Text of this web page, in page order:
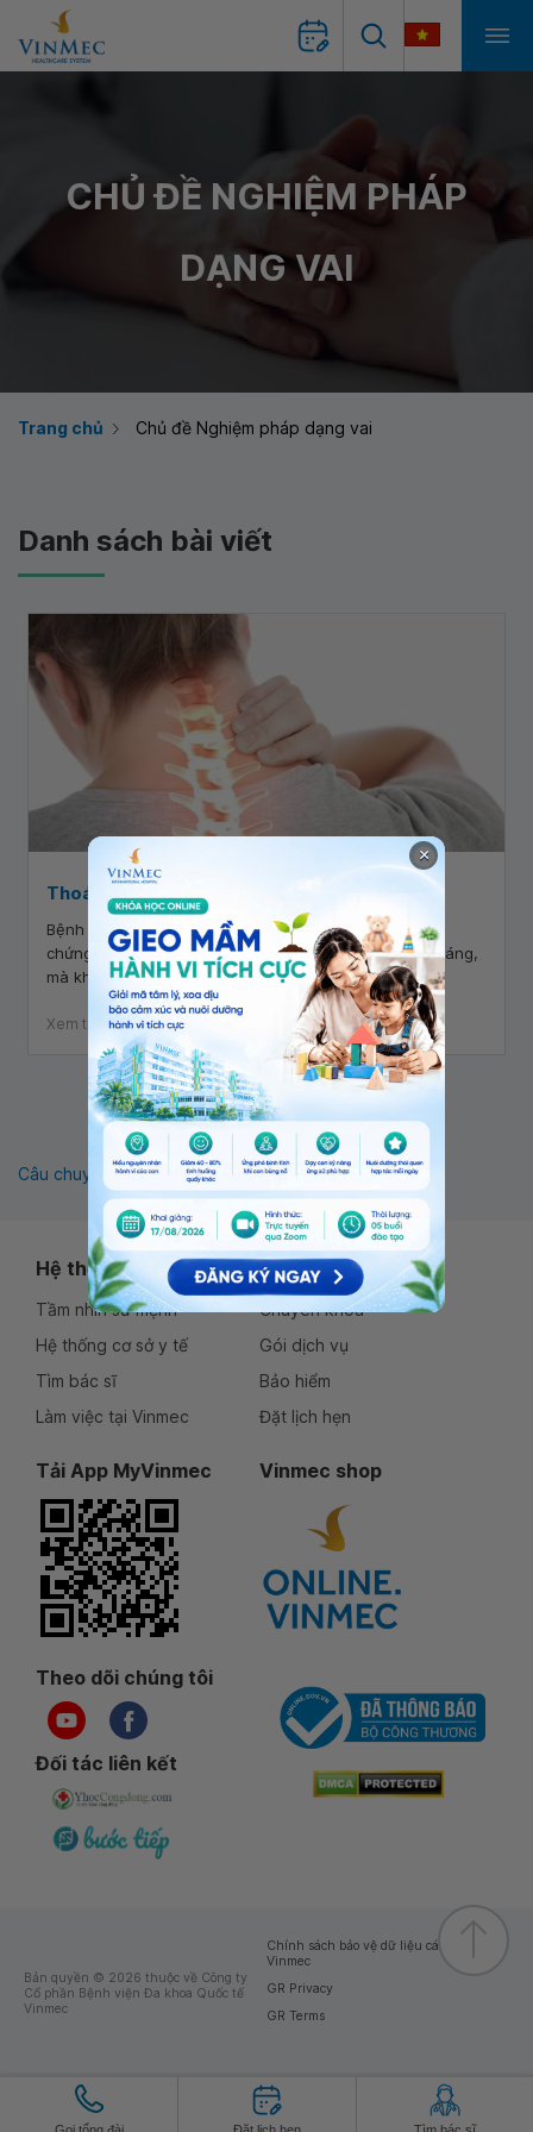
CHỦ ĐỀ NGHIỆM PHÁP
DẠNG VAI
Trang chủ Chủ đề Nghiệm pháp dạng vai
Danh sách bài viết
Thoát vị đĩa đệm cổ: Dấu hiệu nhận biết
Bệnh cảnh điển hình của thoát vị đĩa đệm cổ là triệu
chứng biểu hiện gây đánh thức bệnh nhân vào buổi sáng,
mà không kèm yếu tố chấn thương hay stress.
Xem thêm
1
Câu chuyện khách hàng Thông tin sức khỏe
Hệ thống Vinmec
Tầm nhìn sứ mệnh
Hệ thống cơ sở y tế
Tìm bác sĩ
Làm việc tại Vinmec
Dịch vụ
Chuyên khoa
Gói dịch vụ
Bảo hiểm
Đặt lịch hẹn
Tải App MyVinmec Vinmec shop
Theo dõi chúng tôi
Đối tác liên kết
Bản quyền © 2026 thuộc về Công ty
Cổ phần Bệnh viện Đa khoa Quốc tế
Vinmec
Chính sách bảo vệ dữ liệu cá nhân của
Vinmec
GR Privacy
GR Terms
×